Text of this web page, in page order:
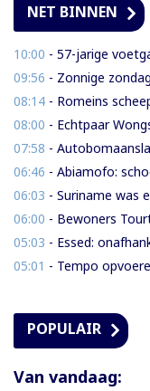
NET BINNEN
10:00 - 57-jarige voetganger
09:56 - Zonnige
08:14 - Romeins
08:00 - Echtpaar
07:58 - Autobomaanslag schudt
06:46 - Abiamofo: schoon water en
06:03 - Suriname was er
06:00 - Bewoners Tourtonne slaan alarm
05:03 - Essed:
05:01 - Tempo
POPULAIR
Van vandaag: